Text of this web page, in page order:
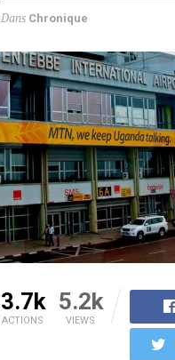
Dans Chronique
3.7k
ACTIONS
5.2k
VIEWS